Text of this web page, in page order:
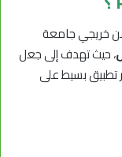
من خريجي جامعة
، حيث تهدف إلى جعل
تطبيق بسيط على